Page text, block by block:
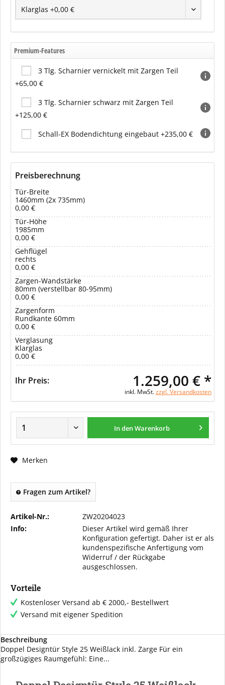
Premium-Features
3 Tlg. Scharnier vernickelt mit Zargen Teil
+65,00 €
3 Tlg. Scharnier schwarz mit Zargen Teil
+125,00 €
Schall-EX Bodendichtung eingebaut +235,00 €
Preisberechnung
Tür-Breite
1460mm (2x 735mm)
0,00 €
Tür-Höhe
1985mm
0,00 €
Gehflügel
rechts
0,00 €
Zargen-Wandstärke
80mm (verstellbar 80-95mm)
0,00 €
Zargenform
Rundkante 60mm
0,00 €
Verglasung
Klarglas
0,00 €
Ihr Preis: 1.259,00 € *
inkl. MwSt.zzgl. Versandkosten
In den Warenkorb
Merken
Fragen zum Artikel?
Artikel-Nr.:
ZW20204023
Info:
Dieser Artikel wird gemäß Ihrer
Konfiguration gefertigt. Daher ist er als
kundenspezifische Anfertigung vom
Widerruf / der Rückgabe
ausgeschlossen.
Vorteile
Kostenloser Versand ab € 2000,- Bestellwert
Versand mit eigener Spedition
Beschreibung
Doppel Designtür Style 25 Weißlack inkl. Zarge Für ein
großzügiges Raumgefühl: Eine...